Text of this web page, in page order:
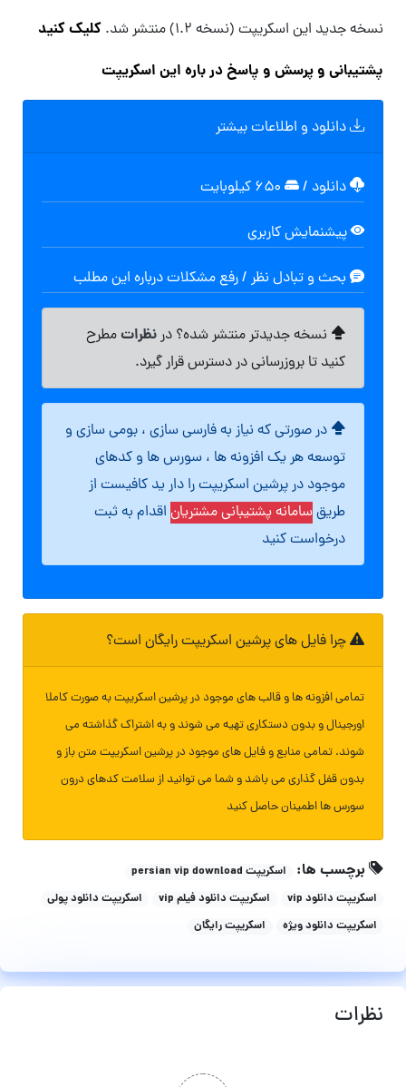
نسخه جدید این اسکریپت (نسخه ۱.۲) منتشر شد.
کلیک کنید
پشتیبانی و پرسش و پاسخ در باره این اسکریپت
دانلود و اطلاعات بیشتر
دانلود /
پیشنمایش کاربری
بحث و تبادل نظر / رفع مشکلات درباره این مطلب
نسخه جدیدتر منتشر شده؟ درنظراتمطرح
کنید تا بروزرسانی در دسترس قرار گیرد.
در صورتی که نیاز به فارسی سازی ، بومی سازی و
توسعه هر یک افزونه ها ، سورس ها و کدهای
موجود در پرشین اسکریپت را دار ید کافیست از
طریقسامانه پشتیبانی مشتریان اقدام به ثبت
درخواست کنید
چرا فایل های پرشین اسکریپت رایگان است؟
تمامی افزونه ها و قالب های موجود در پرشین اسکریپت به صورت کاملا
اورجینال و بدون دستکاری تهیه می شوند و به اشتراک گذاشته می
شوند. تمامی منابع و فایل های موجود در پرشین اسکریپت متن باز و
بدون قفل گذاری می باشد و شما می توانید از سلامت کدهای درون
سورس ها اطمینان حاصل کنید
برچسب ها:
اسکریپت persian vip download
اسکریپت دانلود vip
اسکریپت دانلود فیلم vip
اسکریپت دانلود پولی
اسکریپت دانلود ویژه
اسکریپت رایگان
نظرات